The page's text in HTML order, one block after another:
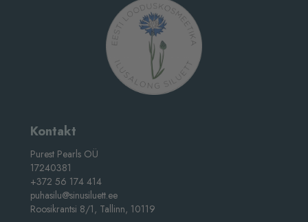
Kontakt
Purest Pearls OÜ
17240381
+372 56 174 414
puhasilu@sinusiluett.ee
Roosikrantsi 8/1, Tallinn, 10119